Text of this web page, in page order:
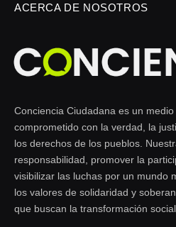
ACERCA DE NOSOTROS
Conciencia Ciudadana es un
comprometido con la verdad, la
los derechos de los pueblos.
responsabilidad, promover la
visibilizar las luchas por un mundo
los valores de solidaridad y
que buscan la transformación